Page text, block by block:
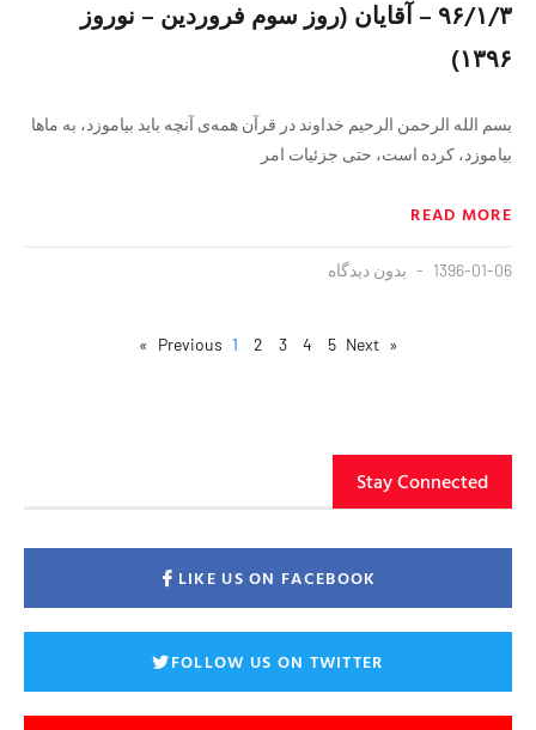
۹۶/۱/۳ – آقایان (روز سوم فروردين – نوروز
۱۳۹۶)
بسم الله الرحمن الرحیم خداوند در قرآن همه‌ی آنچه باید بیاموزد، به ماها
بیاموزد، کرده است، حتی جزئیات امر
READ MORE
1396-01-06 بدون دیدگاه
« Previous
1 2 3 4 5 Next »
Stay Connected
LIKE US ON FACEBOOK
FOLLOW US ON TWITTER